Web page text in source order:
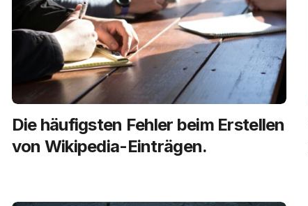
Die häufigsten Fehler beim Erstellen
von Wikipedia-Einträgen.